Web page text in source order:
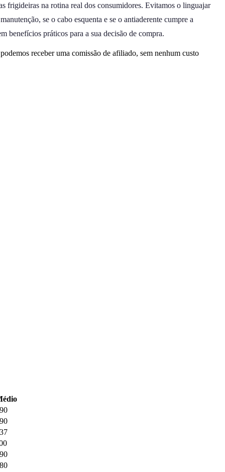
frigideiras na rotina real dos consumidores. Evitamos o linguajar
se o cabo esquenta e se o antiaderente cumpre a
benefícios práticos para a sua decisão de compra.
receber uma comissão de afiliado, sem nenhum custo